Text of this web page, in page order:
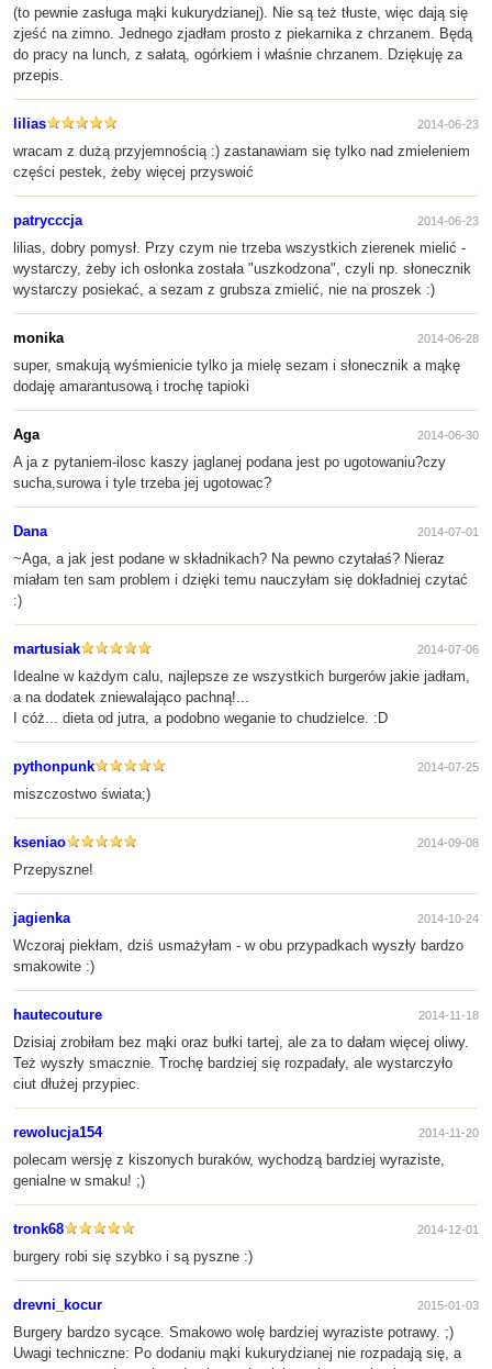
(to pewnie zasługa mąki kukurydzianej). Nie są też tłuste, więc dają się
zjeść na zimno. Jednego zjadłam prosto z piekarnika z chrzanem. Będą
do pracy na lunch, z sałatą, ogórkiem i właśnie chrzanem. Dziękuję za
przepis.
lilias 2014-06-23
wracam z dużą przyjemnością :) zastanawiam się tylko nad zmieleniem
części pestek, żeby więcej przyswoić
patrycccja 2014-06-23
lilias, dobry pomysł. Przy czym nie trzeba wszystkich zierenek mielić -
wystarczy, żeby ich osłonka została "uszkodzona", czyli np. słonecznik
wystarczy posiekać, a sezam z grubsza zmielić, nie na proszek :)
monika 2014-06-28
super, smakują wyśmienicie tylko ja mielę sezam i słonecznik a mąkę
dodaję amarantusową i trochę tapioki
Aga 2014-06-30
A ja z pytaniem-ilosc kaszy jaglanej podana jest po ugotowaniu?czy
sucha,surowa i tyle trzeba jej ugotowac?
Dana 2014-07-01
~Aga, a jak jest podane w składnikach? Na pewno czytałaś? Nieraz
miałam ten sam problem i dzięki temu nauczyłam się dokładniej czytać
:)
martusiak 2014-07-06
Idealne w każdym calu, najlepsze ze wszystkich burgerów jakie jadłam,
a na dodatek zniewalająco pachną!...
I cóż... dieta od jutra, a podobno weganie to chudzielce. :D
pythonpunk 2014-07-25
miszczostwo świata;)
kseniao 2014-09-08
Przepyszne!
jagienka 2014-10-24
Wczoraj piekłam, dziś usmażyłam - w obu przypadkach wyszły bardzo
smakowite :)
hautecouture 2014-11-18
Dzisiaj zrobiłam bez mąki oraz bułki tartej, ale za to dałam więcej oliwy.
Też wyszły smacznie. Trochę bardziej się rozpadały, ale wystarczyło
ciut dłużej przypiec.
rewolucja154 2014-11-20
polecam wersję z kiszonych buraków, wychodzą bardziej wyraziste,
genialne w smaku! ;)
tronk68 2014-12-01
burgery robi się szybko i są pyszne :)
drevni_kocur 2015-01-03
Burgery bardzo sycące. Smakowo wolę bardziej wyraziste potrawy. ;)
Uwagi techniczne: Po dodaniu mąki kukurydzianej nie rozpadają się, a